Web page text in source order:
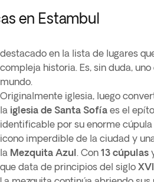
en Estambul
destacado en la lista de lugares
compleja historia. Es, sin duda,
mundo.
Originalmente iglesia, luego
la iglesia de Santa Sofía es el
identificable por su enorme
icono imperdible de la ciudad y
la Mezquita Azul. Con 13 cúpulas
que data de principios del siglo